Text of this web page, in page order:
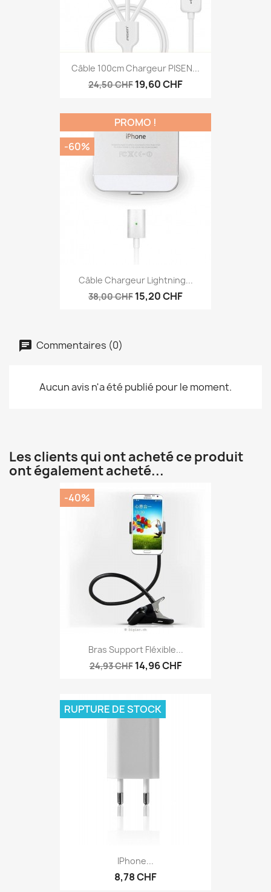
Câble 100cm Chargeur PISEN...
24,50 CHF 19,60 CHF
Câble Chargeur Lightning...
38,00 CHF 15,20 CHF
PROMO !
-60%
Commentaires (0)
Aucun avis n'a été publié pour le moment.
Les clients qui ont acheté ce produit
ont également acheté...
Bras Support Fléxible...
24,93 CHF 14,96 CHF
-40%
IPhone...
8,78 CHF
RUPTURE DE STOCK